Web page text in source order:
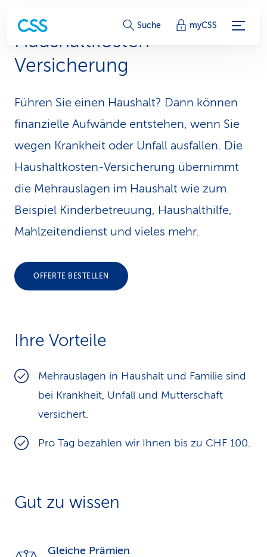
S
e
r
v
i
c
e
-
L
i
n
k
Suche myCSS
Haushaltkosten-
Versicherung
Führen Sie einen Haushalt? Dann können
finanzielle Aufwände entstehen, wenn Sie
wegen Krankheit oder Unfall ausfallen. Die
Haushaltkosten-Versicherung übernimmt
die Mehrauslagen im Haushalt wie zum
Beispiel Kinderbetreuung, Haushalthilfe,
Mahlzeitendienst und vieles mehr.
OFFERTE BESTELLEN
Ihre Vorteile
Mehrauslagen in Haushalt und Familie sind
bei Krankheit, Unfall und Mutterschaft
versichert.
Pro Tag bezahlen wir Ihnen bis zu CHF 100.
Gut zu wissen
Gleiche Prämien